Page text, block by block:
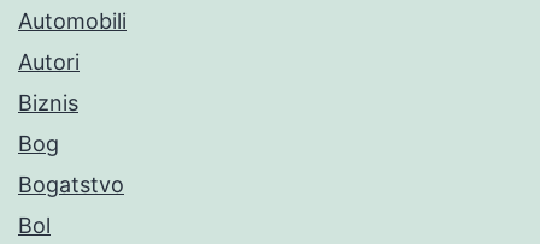
Automobili
Autori
Biznis
Bog
Bogatstvo
Bol